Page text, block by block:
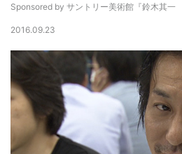
Sponsored by サントリー美術館『鈴木其一
2016.09.23